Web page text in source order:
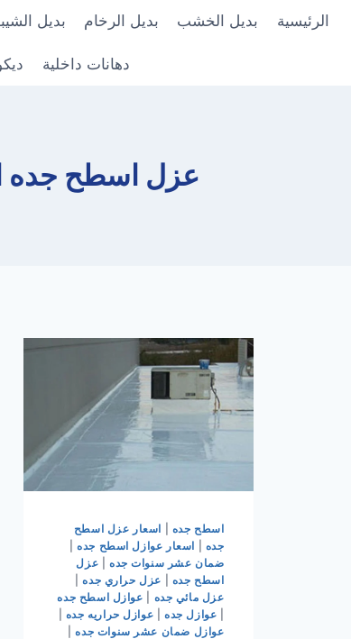
الرئيسية بديل الخشب بديل الرخام بديل
دهانات داخلية
عزل اسطح جده
اسطح جده
اسعار عزل اسطح
جده
اسعار عوازل اسطح جده|
ضمان عشر سنوات جده
عزل
اسطح جده
عزل حراري جده|
عزل مائي جده
عوازل اسطح جده
عوازل جده| عوازل حراريه جده
عوازل ضمان عشر سنوات جده|